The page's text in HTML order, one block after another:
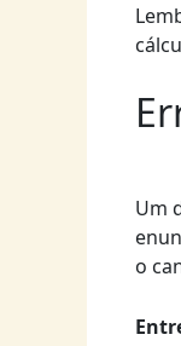
Um
o